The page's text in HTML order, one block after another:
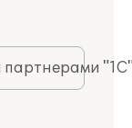
партнерами